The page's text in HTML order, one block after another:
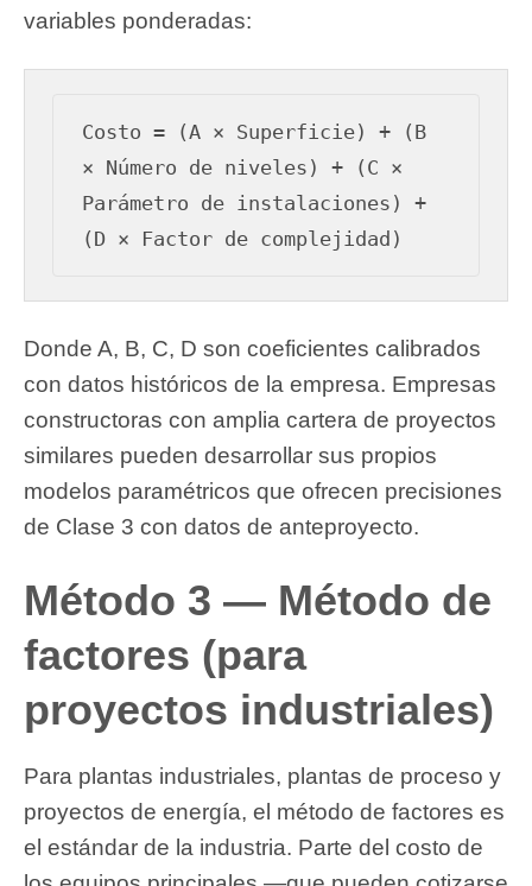
variables ponderadas:
Costo = (A × Superficie) + (B
× Número de niveles) + (C ×
Parámetro de instalaciones) +
Donde A, B, C, D son coeficientes calibrados
con datos históricos de la empresa. Empresas
constructoras con amplia cartera de proyectos
similares pueden desarrollar sus propios
modelos paramétricos que ofrecen precisiones
de Clase 3 con datos de anteproyecto.
Método 3 — Método de
factores (para
proyectos industriales)
Para plantas industriales, plantas de proceso y
proyectos de energía, el método de factores es
el estándar de la industria. Parte del costo de